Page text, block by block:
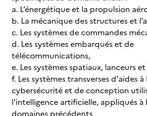
a. L’énergétique et la propulsion
b. La mécanique des structures et
c. Les systèmes de commandes
d. Les systèmes embarqués et de
télécommunications,
e. Les systèmes spatiaux, lanceurs
f. Les systèmes transverses d'aides
cybersécurité et de conception
l'intelligence artificielle, appliqués à
domaines précédents